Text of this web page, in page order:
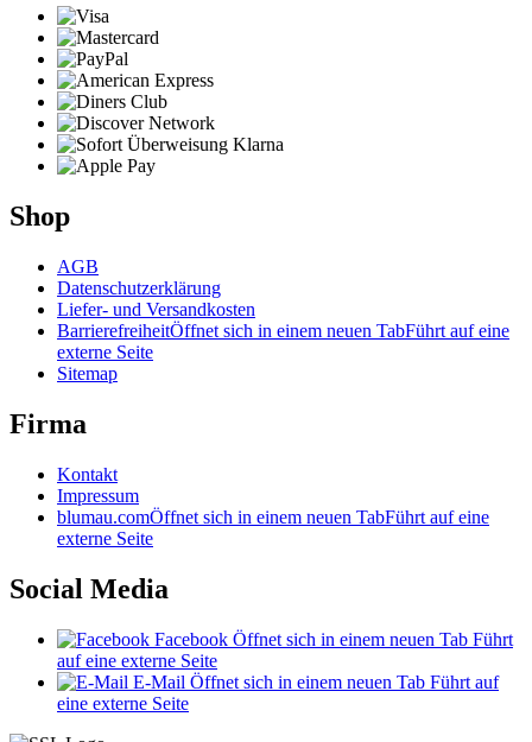
Shop
AGB
Datenschutzerklärung
Liefer- und Versandkosten
BarrierefreiheitÖffnet sich in einem neuen TabFührt auf eine
externe Seite
Sitemap
Firma
Kontakt
Impressum
blumau.comÖffnet sich in einem neuen TabFührt auf eine
externe Seite
Social Media
Facebook Öffnet sich in einem neuen Tab Führt
auf eine externe Seite
E-Mail Öffnet sich in einem neuen Tab Führt auf
eine externe Seite